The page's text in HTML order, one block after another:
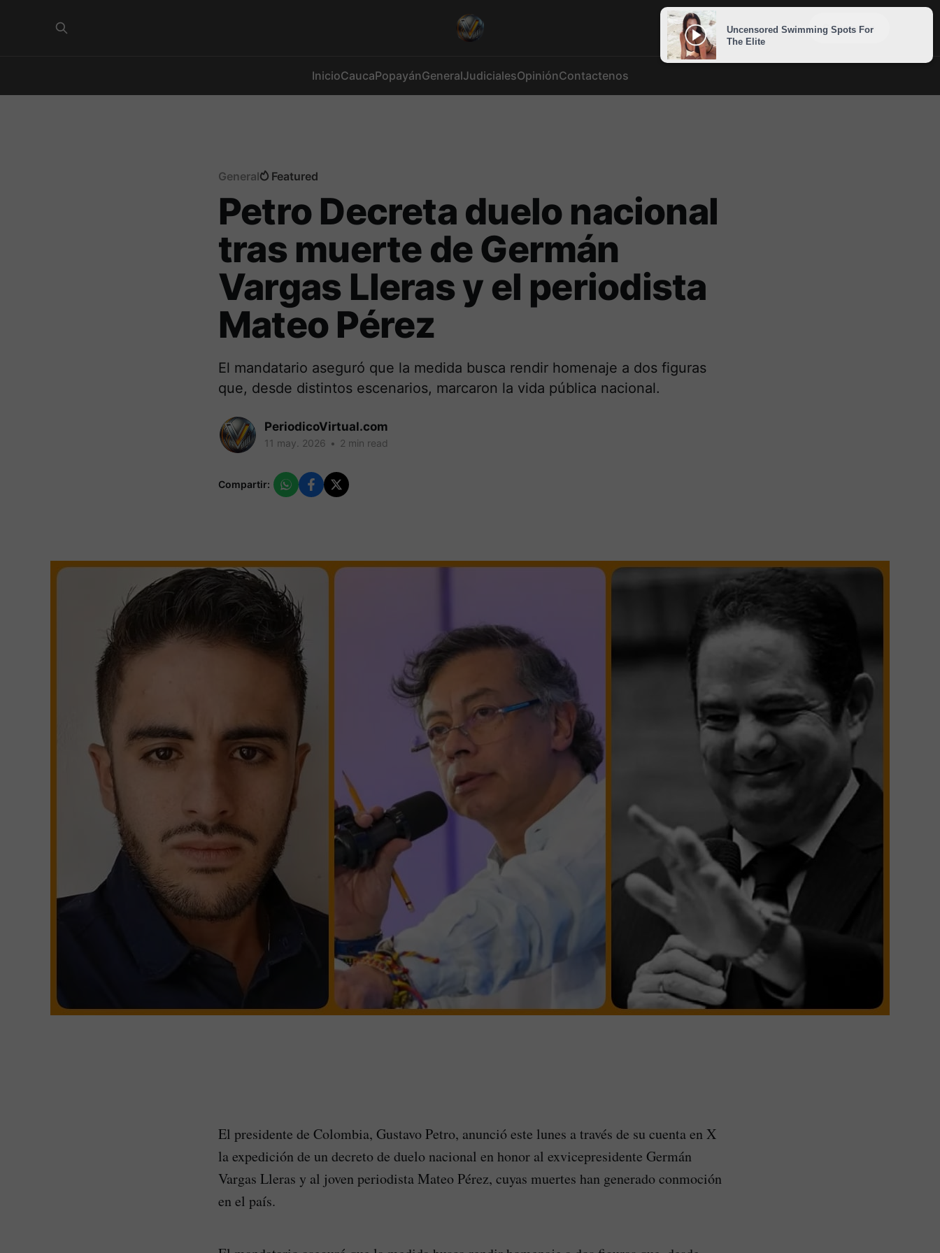
InicioCaucaPopayánGeneralJudicialesOpiniónContactenos
Sign in Subscribe
General Featured
Petro Decreta duelo nacional
tras muerte de Germán
Vargas Lleras y el periodista
Mateo Pérez
El mandatario aseguró que la medida busca rendir homenaje a dos figuras
que, desde distintos escenarios, marcaron la vida pública nacional.
PeriodicoVirtual.com
11 may. 2026 • 2 min read
Compartir:
El presidente de Colombia, Gustavo Petro, anunció este lunes a través de su cuenta en X
la expedición de un decreto de duelo nacional en honor al exvicepresidente Germán
Vargas Lleras y al joven periodista Mateo Pérez, cuyas muertes han generado conmoción
en el país.